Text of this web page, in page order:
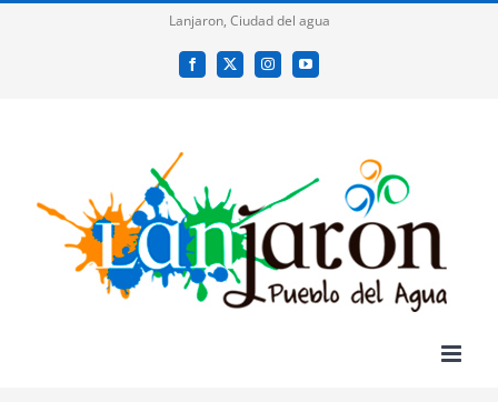
Lanjaron, Ciudad del agua
Facebook
X InstagramYouTube